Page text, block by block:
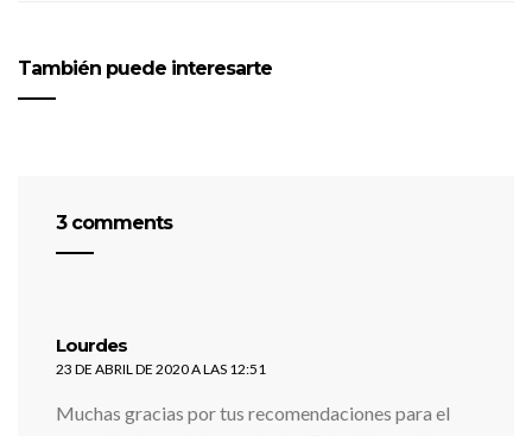
También puede interesarte
3 comments
Lourdes
23 DE ABRIL DE 2020 A LAS 12:51
Muchas gracias por tus recomendaciones para el